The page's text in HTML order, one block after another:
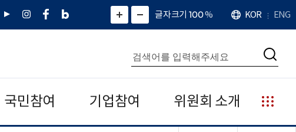
유
인
페
네
그
)
화
면
면
소
확
대
치
글자크기 100%
언
어
KOR ENG
통
합
검
색
검
국민참여 기업참여 위원회 소개
누
리